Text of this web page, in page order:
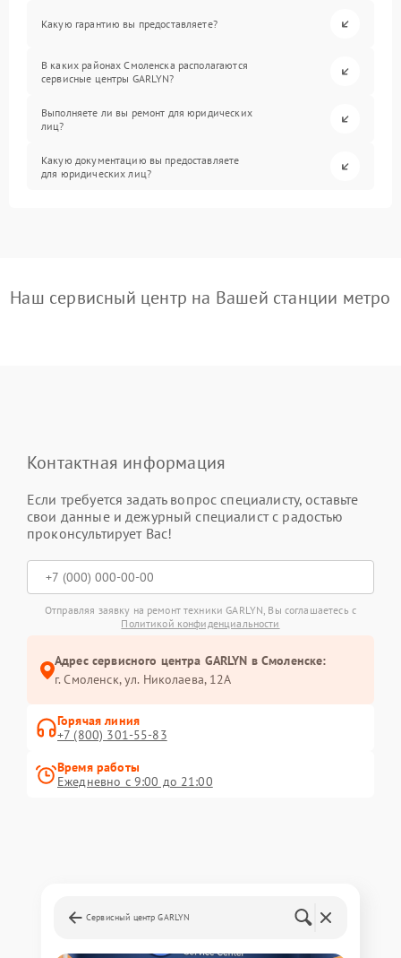
Какую гарантию вы предоставляете?
В каких районах Смоленска располагаются
сервисные центры GARLYN?
Выполняете ли вы ремонт для юридических
лиц?
Какую документацию вы предоставляете
для юридических лиц?
Наш сервисный центр на Вашей станции метро
Контактная информация
Если требуется задать вопрос специалисту, оставьте
свои данные и дежурный специалист с радостью
проконсультирует Вас!
Отправляя заявку на ремонт техники GARLYN, Вы соглашаетесь с
Политикой конфиденциальности
Адрес сервисного центра GARLYN в Смоленске:
г. Смоленск, ул. Николаева, 12А
Горячая линия
+7 (800) 301-55-83
Время работы
Ежедневно с 9:00 до 21:00
Сервисный центр GARLYN